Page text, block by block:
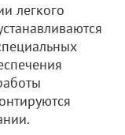
легкого